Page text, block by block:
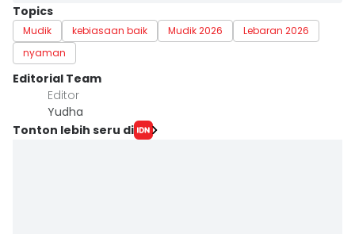
Topics
Mudik kebiasaan baik Mudik 2026
Lebaran 2026
nyaman
Editorial Team
Editor
Yudha ‎
Tonton lebih seru di